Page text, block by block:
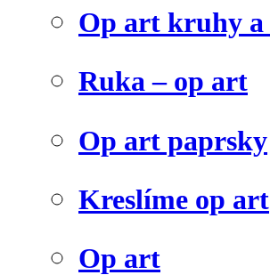
Op art kruhy
Ruka – op art
Op art paprsky
Kreslíme op art
Op art